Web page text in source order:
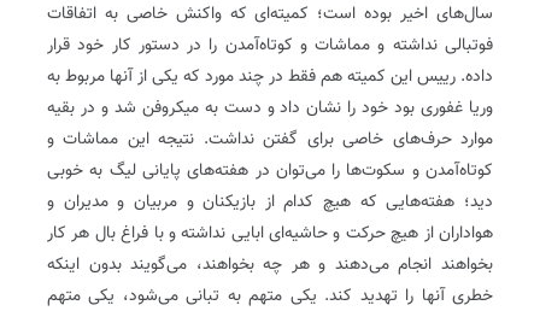
سال‌های اخیر بوده است؛ کمیته‌ای که واکنش خاصی به اتفاقات
فوتبالی نداشته و مماشات و کوتاه‌آمدن را در دستور کار خود قرار
داده. رییس این کمیته هم فقط در چند مورد که یکی از آنها مربوط به
وریا غفوری بود خود را نشان داد و دست به میکروفن شد و در بقیه
موارد حرف‌های خاصی برای گفتن نداشت. نتیجه این مماشات و
کوتاه‌آمدن و سکوت‌ها را می‌توان در هفته‌های پایانی لیگ به خوبی
دید؛ هفته‌هایی که هیچ کدام از بازیکنان و مربیان و مدیران و
هواداران از هیچ حرکت و حاشیه‌ای ابایی نداشته و با فراغ بال هر کار
بخواهند انجام می‌دهند و هر چه بخواهند، می‌گویند بدون اینکه
خطری آنها را تهدید کند. یکی متهم به تبانی می‌شود، یکی متهم